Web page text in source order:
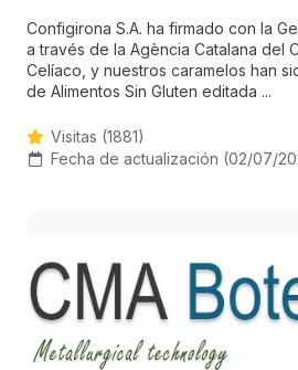
Configirona S.A. ha firmado con la
a través de la Agència Catalana del
Celíaco, y nuestros caramelos han
de Alimentos Sin Gluten editada ...
Visitas (1881)
Fecha de actualización (02/07/